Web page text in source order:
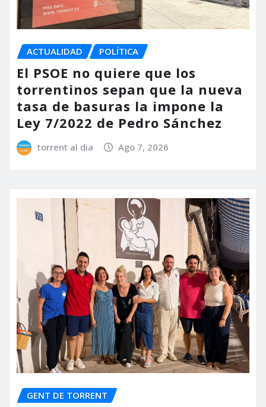
ACTUALIDAD POLÍTICA
El PSOE no quiere que los
torrentinos sepan que la nueva
tasa de basuras la impone la
Ley 7/2022 de Pedro Sánchez
torrent al dia Ago 7, 2026
GENT DE TORRENT